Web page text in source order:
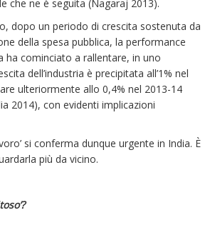
che ne è seguita (Nagaraj 2013).
dopo un periodo di crescita sostenuta da
della spesa pubblica, la performance
ha cominciato a rallentare, in uno
dell’industria è precipitata all’1% nel
ulteriormente allo 0,4% nel 2013-14
2014), con evidenti implicazioni
si conferma dunque urgente in India. È
più da vicino.